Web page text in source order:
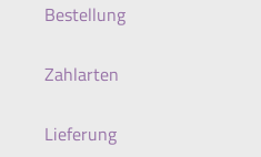
Bestellung
Zahlarten
Lieferung